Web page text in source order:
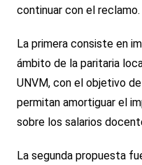
continuar con el reclamo.
La primera consiste en
ámbito de la paritaria
UNVM, con el objetivo
permitan amortiguar el
sobre los salarios
La segunda propuesta